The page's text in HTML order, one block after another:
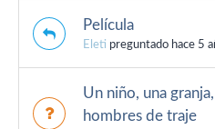
Película
Eleti preguntado hace 5
Un niño, una
hombres de traje